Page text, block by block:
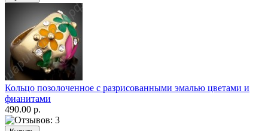
Кольцо позолоченное с разрисованными эмалью цветами и
фианитами
490.00 р.